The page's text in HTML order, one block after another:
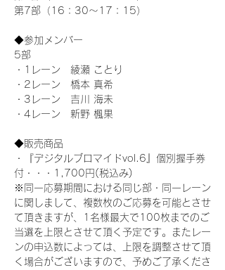
第7部（16：30～17：15）
◆参加メンバー
5部
・1レーン　綾瀬 ことり
・2レーン　橋本 真希
・3レーン　吉川 海未
・4レーン　新野 楓果
◆販売商品
・『デジタルブロマイドvol.6』個別握手券
付・・・1,700円(税込み)
※同一応募期間における同じ部・同一レーン
に関しまして、複数枚のご応募を可能とさせ
て頂きますが、1名様最大で100枚までのご
当選を上限とさせて頂く予定です。またレー
ンの申込数によっては、上限を調整させて頂
く場合がございますので、予めご了承くださ